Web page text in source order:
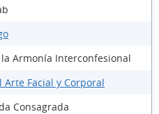
Armonía Interconfesional
Facial y Corporal
Consagrada